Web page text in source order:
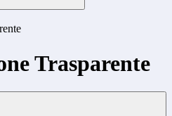
Trasparente